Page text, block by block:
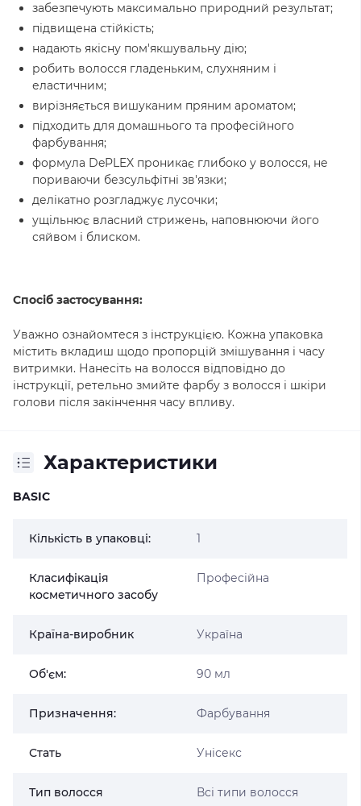
забезпечують максимально природний результат;
підвищена стійкість;
надають якісну пом'якшувальну дію;
робить волосся гладеньким, слухняним і
еластичним;
вирізняється вишуканим пряним ароматом;
підходить для домашнього та професійного
фарбування;
формула DePLEX проникає глибоко у волосся, не
пориваючи безсульфітні зв'язки;
делікатно розгладжує лусочки;
ущільнює власний стрижень, наповнюючи його
сяйвом і блиском.
Спосіб застосування:
Уважно ознайомтеся з інструкцією. Кожна упаковка
містить вкладиш щодо пропорцій змішування і часу
витримки. Нанесіть на волосся відповідно до
інструкції, ретельно змийте фарбу з волосся і шкіри
голови після закінчення часу впливу.
Характеристики
BASIC
Кількість в упаковці: 1
Класифікація
косметичного засобу
Професійна
Країна-виробник Україна
Об'єм: 90 мл
Призначення: Фарбування
Стать Унісекс
Тип волосся Всі типи волосся